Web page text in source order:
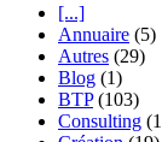
[...]
Annuaire (5)
Autres (29)
Blog (1)
BTP(103)
Consulting